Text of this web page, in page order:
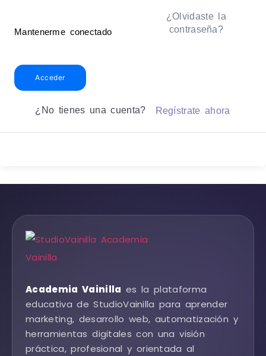
Mantenerme conectado
¿Olvidaste la
contraseña?
Acceder
¿No tienes una cuenta? Regístrate ahora
Academia Vainilla es la plataforma
educativa de StudioVainilla para aprender
marketing, desarrollo web, automatización y
herramientas digitales con una visión
práctica, profesional y orientada al